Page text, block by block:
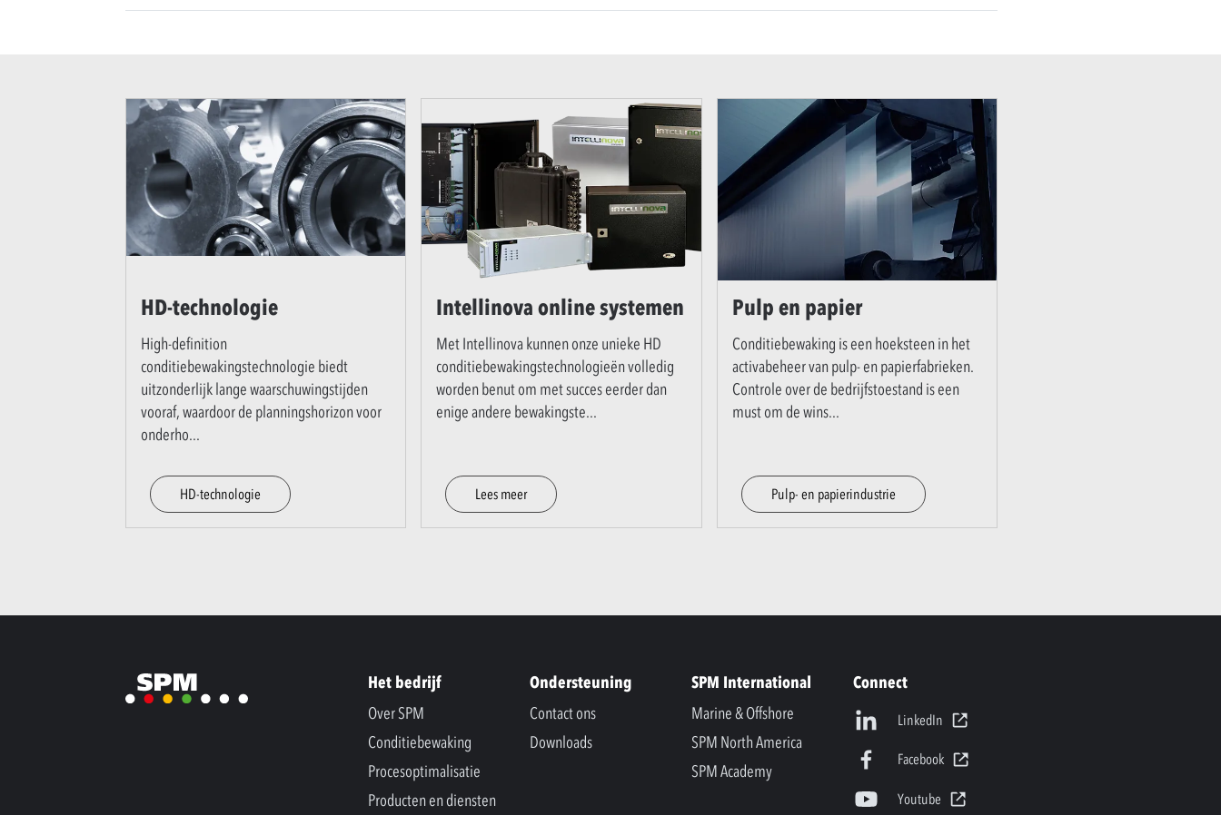
HD-technologie
High-definition
conditiebewakingstechnologie biedt
uitzonderlijk lange waarschuwingstijden
vooraf, waardoor de planningshorizon voor
onderho...
HD-technologie
Intellinova online systemen
Met Intellinova kunnen onze unieke HD
conditiebewakingstechnologieën volledig
worden benut om met succes eerder dan
enige andere bewakingste...
Lees meer
Pulp en papier
Conditiebewaking is een hoeksteen in het
activabeheer van pulp- en papierfabrieken.
Controle over de bedrijfstoestand is een
must om de wins...
Pulp- en papierindustrie
Het bedrijf
Over SPM
Conditiebewaking
Procesoptimalisatie
Producten en diensten
Ondersteuning
Contact ons
Downloads
SPM International
Marine & Offshore
SPM North America
SPM Academy
Connect
LinkedIn
Facebook
Youtube